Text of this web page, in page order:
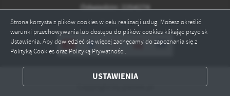
Strona korzysta z plików cookies w celu realizacji usług. Możesz określić
warunki przechowywania lub dostępu do plików cookies klikając przycisk
Ustawienia. Aby dowiedzieć się więcej zachęcamy do zapoznania się z
Polityką Cookies oraz Polityką Prywatności.
USTAWIENIA
ZAPISZ WYBRANE
Odwiedzin: 2254274
Online: 5
Copyright by paslek.pl